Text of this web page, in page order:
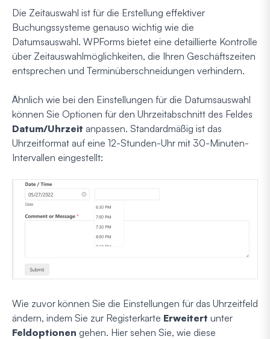
Die Zeitauswahl ist für die Erstellung effektiver
Buchungssysteme genauso wichtig wie die
Datumsauswahl. WPForms bietet eine detaillierte Kontrolle
über Zeitauswahlmöglichkeiten, die Ihren Geschäftszeiten
entsprechen und Terminüberschneidungen verhindern.
Ähnlich wie bei den Einstellungen für die Datumsauswahl
können Sie Optionen für den Uhrzeitabschnitt des Feldes
Datum/Uhrzeit anpassen. Standardmäßig ist das
Uhrzeitformat auf eine 12-Stunden-Uhr mit 30-Minuten-
Intervallen eingestellt:
Wie zuvor können Sie die Einstellungen für das Uhrzeitfeld
ändern, indem Sie zur Registerkarte Erweitert unter
Feldoptionen gehen. Hier sehen Sie, wie diese